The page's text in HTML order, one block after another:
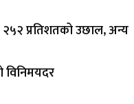
प्रतिशतको उछाल, अन्य
विनिमयदर